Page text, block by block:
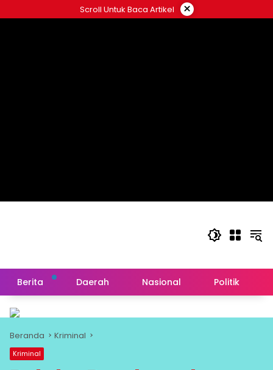
ke
Scroll Untuk Baca Artikel ×
Berita Daerah Nasional Politik
Beranda Kriminal
Kriminal